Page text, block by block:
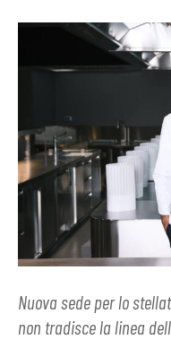
Nuova sede per lo
non tradisce la linea